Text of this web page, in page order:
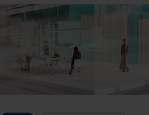
Entscheidungen sowie Anforderungen an IT,
Governance und Prozesse – ergänzt durch Best